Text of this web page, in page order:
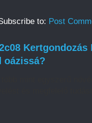
to: Post
oázissá?